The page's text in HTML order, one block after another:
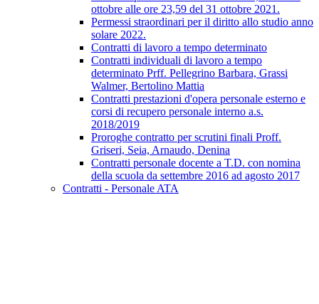
ottobre alle ore 23,59 del 31 ottobre 2021.
Permessi straordinari per il diritto allo studio anno
solare 2022.
Contratti di lavoro a tempo determinato
Contratti individuali di lavoro a tempo
determinato Prff. Pellegrino Barbara, Grassi
Walmer, Bertolino Mattia
Contratti prestazioni d'opera personale esterno e
corsi di recupero personale interno a.s.
2018/2019
Proroghe contratto per scrutini finali Proff.
Griseri, Seia, Arnaudo, Denina
Contratti personale docente a T.D. con nomina
della scuola da settembre 2016 ad agosto 2017
Contratti - Personale ATA